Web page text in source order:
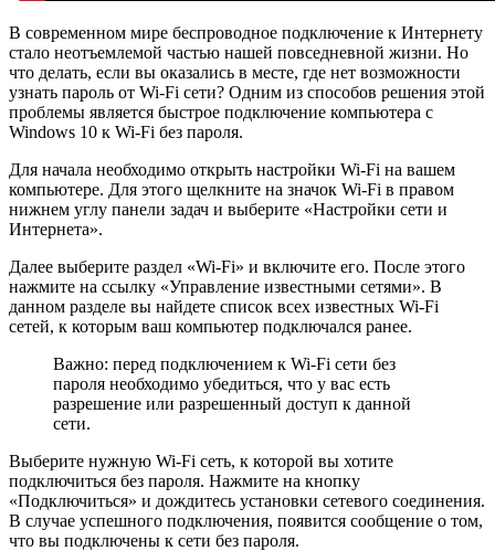
В современном мире беспроводное подключение к Интернету
стало неотъемлемой частью нашей повседневной жизни. Но
что делать, если вы оказались в месте, где нет возможности
узнать пароль от Wi-Fi сети? Одним из способов решения этой
проблемы является быстрое подключение компьютера с
Windows 10 к Wi-Fi без пароля.
Для начала необходимо открыть настройки Wi-Fi на вашем
компьютере. Для этого щелкните на значок Wi-Fi в правом
нижнем углу панели задач и выберите «Настройки сети и
Интернета».
Далее выберите раздел «Wi-Fi» и включите его. После этого
нажмите на ссылку «Управление известными сетями». В
данном разделе вы найдете список всех известных Wi-Fi
сетей, к которым ваш компьютер подключался ранее.
Важно: перед подключением к Wi-Fi сети без
пароля необходимо убедиться, что у вас есть
разрешение или разрешенный доступ к данной
сети.
Выберите нужную Wi-Fi сеть, к которой вы хотите
подключиться без пароля. Нажмите на кнопку
«Подключиться» и дождитесь установки сетевого соединения.
В случае успешного подключения, появится сообщение о том,
что вы подключены к сети без пароля.